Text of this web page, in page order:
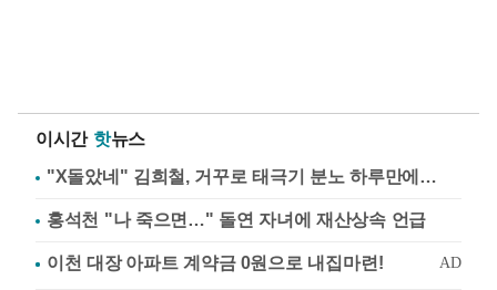
이시간 핫뉴스
"X돌았네" 김희철, 거꾸로 태극기 분노 하루만에…
홍석천 "나 죽으면…" 돌연 자녀에 재산상속 언급